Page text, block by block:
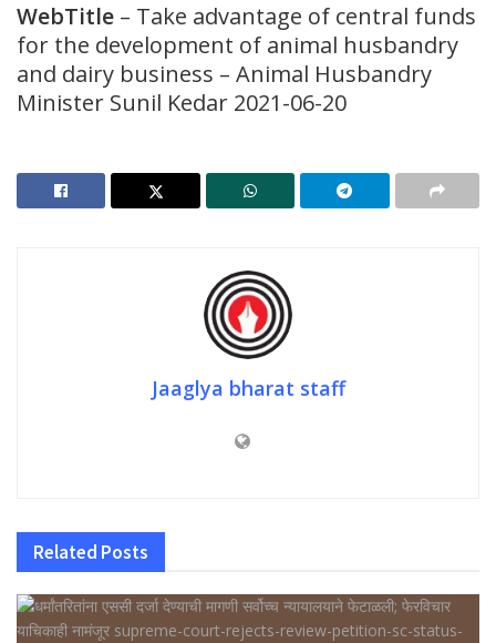
WebTitle – Take advantage of central funds
for the development of animal husbandry
and dairy business – Animal Husbandry
Minister Sunil Kedar 2021-06-20
Jaaglya bharat staff
Related Posts